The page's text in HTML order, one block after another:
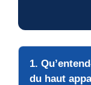
1.
du haut